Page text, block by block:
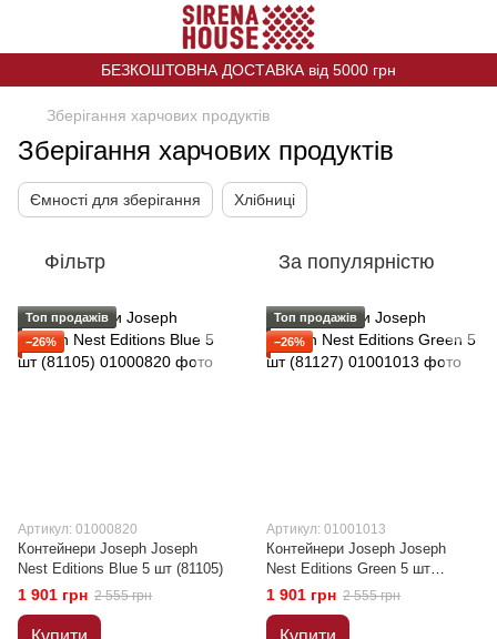
БЕЗКОШТОВНА ДОСТАВКА від 5000 грн
Зберігання харчових продуктів
Зберігання харчових продуктів
Ємності для зберігання Хлібниці
Фільтр За популярністю
Топ продажів
−26%
Артикул: 01000820
Контейнери Joseph Joseph
Nest Editions Blue 5 шт (81105)
1 901 грн 2 555 грн
Топ продажів
−26%
Артикул: 01001013
Контейнери Joseph Joseph
Nest Editions Green 5 шт
(81127)
1 901 грн 2 555 грн